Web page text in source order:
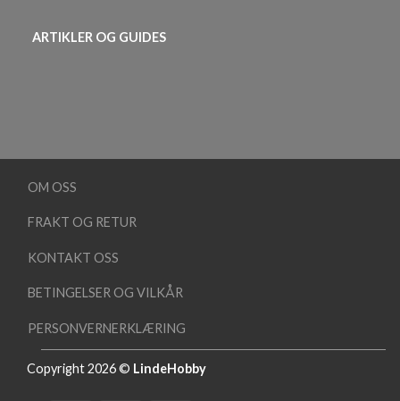
ARTIKLER OG GUIDES
OM OSS
FRAKT OG RETUR
KONTAKT OSS
BETINGELSER OG VILKÅR
PERSONVERNERKLÆRING
Copyright 2026 © LindeHobby